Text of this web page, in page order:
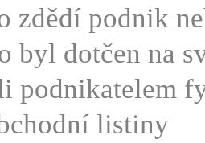
zdědí podnik
byl dotčen na
podnikatelem
listiny